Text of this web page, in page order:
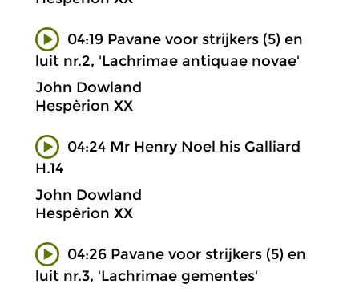
04:19 Pavane voor strijkers (5) en
luit nr.2, 'Lachrimae antiquae novae'
John Dowland
Hespèrion XX
04:24 Mr Henry Noel his Galliard
H.14
John Dowland
Hespèrion XX
04:26 Pavane voor strijkers (5) en
luit nr.3, 'Lachrimae gementes'